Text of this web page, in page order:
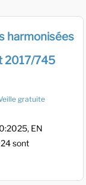
harmonisées
2017/745
gratuite
EN
sont